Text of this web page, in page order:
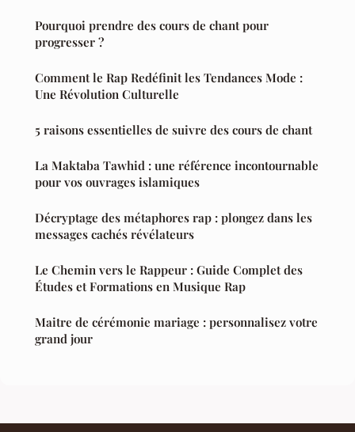
Pourquoi prendre des cours de chant pour
progresser ?
Comment le Rap Redéfinit les Tendances Mode :
Une Révolution Culturelle
5 raisons essentielles de suivre des cours de chant
La Maktaba Tawhid : une référence incontournable
pour vos ouvrages islamiques
Décryptage des métaphores rap : plongez dans les
messages cachés révélateurs
Le Chemin vers le Rappeur : Guide Complet des
Études et Formations en Musique Rap
Maitre de cérémonie mariage : personnalisez votre
grand jour